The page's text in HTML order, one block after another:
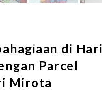
di Hari
Parcel
Mirota